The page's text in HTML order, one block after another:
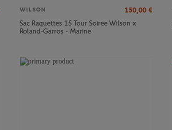
WILSON 150,00 €
Sac Raquettes 15 Tour Soiree Wilson x
Roland-Garros - Marine